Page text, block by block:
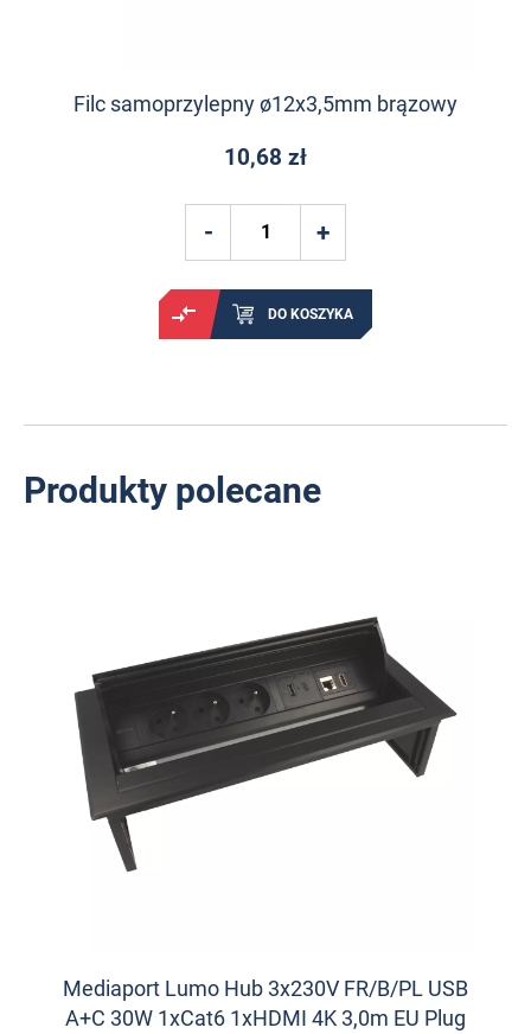
Filc samoprzylepny ø12x3,5mm brązowy
10,68 zł
DO KOSZYKA
Produkty polecane
Mediaport Lumo Hub 3x230V FR/B/PL USB
A+C 30W 1xCat6 1xHDMI 4K 3,0m EU Plug